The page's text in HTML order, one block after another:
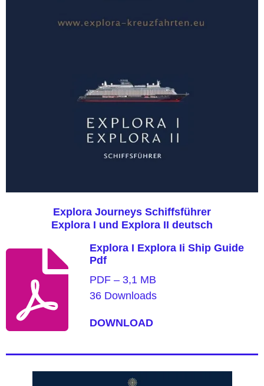
Explora Journeys Schiffsführer
Explora I und Explora II deutsch
Explora I Explora Ii Ship Guide
Pdf
PDF – 3,1 MB
36 Downloads
DOWNLOAD